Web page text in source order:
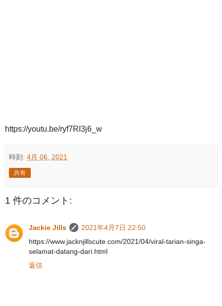
https://youtu.be/ryf7RI3j6_w
時刻: 4月 06, 2021
共有
1 件のコメント:
Jackie Jills
2021年4月7日 22:50
https://www.jacknjillscute.com/2021/04/viral-tarian-singa-
selamat-datang-dari.html
返信